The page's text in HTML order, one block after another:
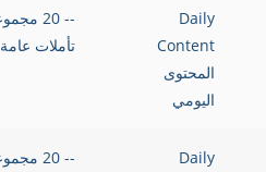
Daily
Content
المحتوى
اليومي
تأملات عامة
Daily